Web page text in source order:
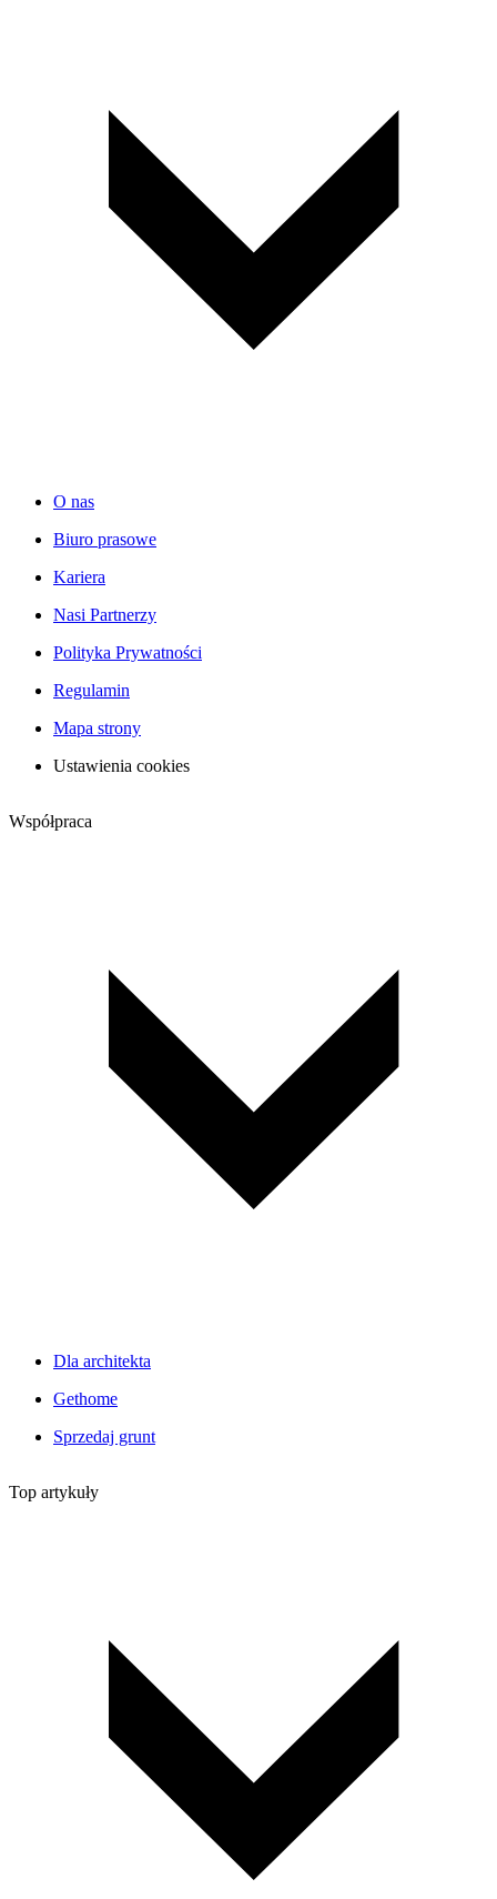
O nas
Biuro prasowe
Kariera
Nasi Partnerzy
Polityka Prywatności
Regulamin
Mapa strony
Ustawienia cookies
Współpraca
Dla architekta
Gethome
Sprzedaj grunt
Top artykuły